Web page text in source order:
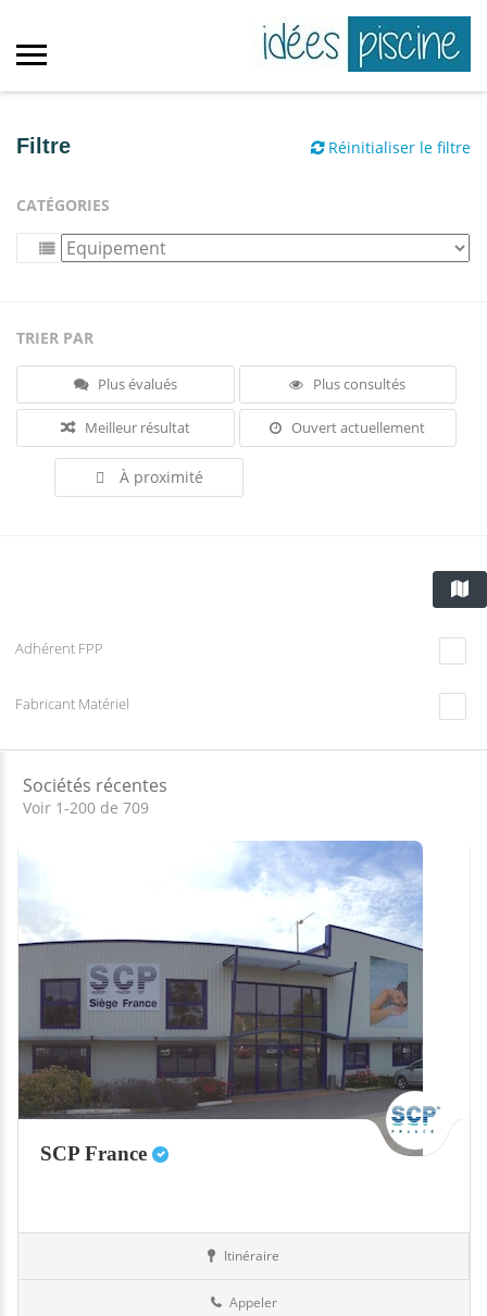
Filtre Réinitialiser le filtre
CATÉGORIES
TRIER PAR
Plus évalués Plus consultés
Meilleur résultat Ouvert actuellement
À proximité
Adhérent FPP
Fabricant Matériel
Sociétés récentes
Voir 1-200 de 709
SCP France
Itinéraire
Appeler